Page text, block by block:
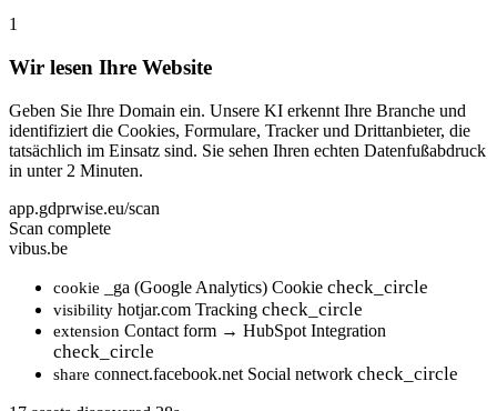
1
Wir lesen Ihre Website
Geben Sie Ihre Domain ein. Unsere KI erkennt Ihre Branche und
identifiziert die Cookies, Formulare, Tracker und Drittanbieter, die
tatsächlich im Einsatz sind. Sie sehen Ihren echten Datenfußabdruck
in unter 2 Minuten.
app.gdprwise.eu/scan
Scan complete
vibus.be
cookie _ga (Google Analytics) Cookie check_circle
visibility hotjar.com Tracking check_circle
extension Contact form → HubSpot Integration
check_circle
share connect.facebook.net Social network check_circle